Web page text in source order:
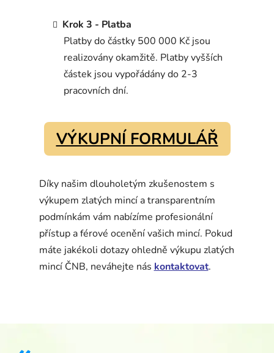
Krok 3 - Platba
Platby do částky 500 000 Kč jsou
realizovány okamžitě. Platby vyšších
částek jsou vypořádány do 2-3
pracovních dní.
VÝKUPNÍ FORMULÁŘ
Díky našim dlouholetým zkušenostem s
výkupem zlatých mincí a transparentním
podmínkám vám nabízíme profesionální
přístup a férové ocenění vašich mincí. Pokud
máte jakékoli dotazy ohledně výkupu zlatých
mincí ČNB, neváhejte nás kontaktovat.